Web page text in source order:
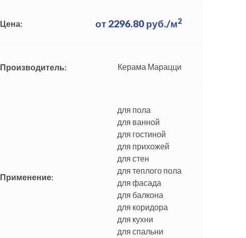
Цена: от 2296.80 руб./м2
Производитель: Керама Марацци
Применение:
для пола
для ванной
для гостиной
для прихожей
для стен
для теплого пола
для фасада
для балкона
для коридора
для кухни
для спальни